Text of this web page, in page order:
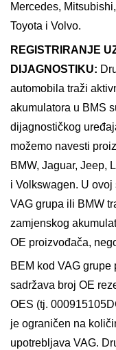
Mercedes,
Toyota i Volvo.
REGISTRIRANJE
DIJAGNOSTIKU:
automobila traži
akumulatora u BMS
dijagnostičkog
možemo navesti
BMW, Jaguar, Jeep,
i Volkswagen. U
VAG grupa ili BMW
zamjenskog
OE proizvođača,
BEM kod VAG
sadržava broj OE
OES (tj.
je ograničen na
upotrebljava VAG.